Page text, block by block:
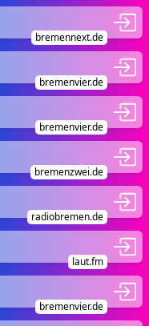
bremennext.de
bremenvier.de
bremenvier.de
bremenzwei.de
radiobremen.de
laut.fm
bremenvier.de